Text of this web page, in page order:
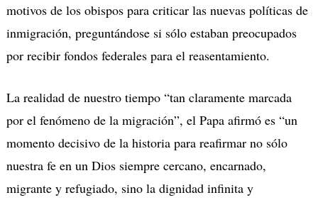
motivos de los obispos para criticar las nuevas políticas de
inmigración, preguntándose si sólo estaban preocupados
por recibir fondos federales para el reasentamiento.
La realidad de nuestro tiempo “tan claramente marcada
por el fenómeno de la migración”, el Papa afirmó es “un
momento decisivo de la historia para reafirmar no sólo
nuestra fe en un Dios siempre cercano, encarnado,
migrante y refugiado, sino la dignidad infinita y